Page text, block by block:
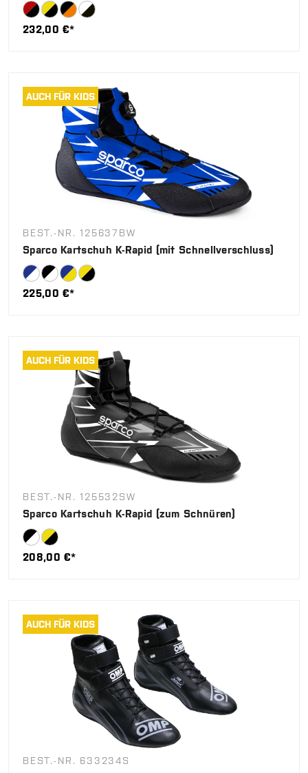
232,00 €*
AUCH FÜR KIDS
BEST.-NR. 125637BW
Sparco Kartschuh K-Rapid (mit Schnellverschluss)
225,00 €*
AUCH FÜR KIDS
BEST.-NR. 125532SW
Sparco Kartschuh K-Rapid (zum Schnüren)
208,00 €*
AUCH FÜR KIDS
BEST.-NR. 633234S